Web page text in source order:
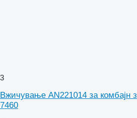
3
Вжичување AN221014 за комбајн
7460